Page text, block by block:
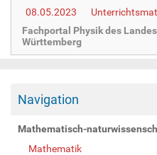
08.05.2023
Fachportal Physik des
Württemberg
Navigation
Mathematisch-
Mathematik